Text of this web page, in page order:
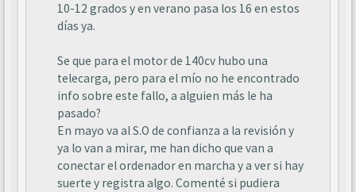
10-12 grados y en verano pasa los 16 en estos
días ya.
Se que para el motor de 140cv hubo una
telecarga, pero para el mío no he encontrado
info sobre este fallo, a alguien más le ha
pasado?
En mayo va al S.O de confianza a la revisión y
ya lo van a mirar, me han dicho que van a
conectar el ordenador en marcha y a ver si hay
suerte y registra algo. Comenté si pudiera